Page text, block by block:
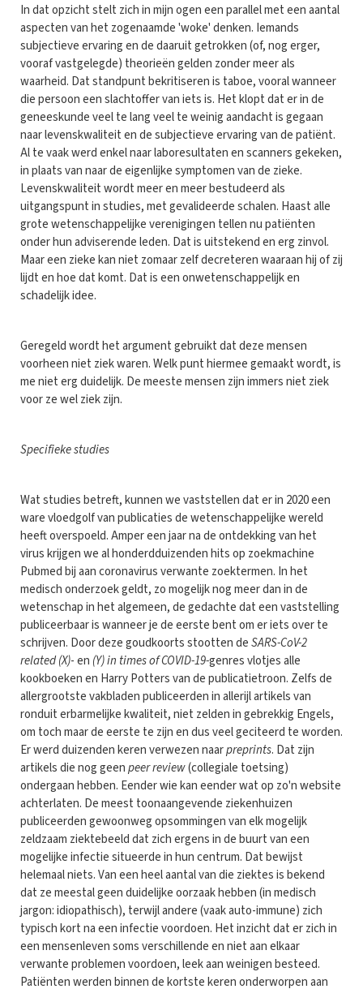
In dat opzicht stelt zich in mijn ogen een parallel met een aantal
aspecten van het zogenaamde 'woke' denken. Iemands
subjectieve ervaring en de daaruit getrokken (of, nog erger,
vooraf vastgelegde) theorieën gelden zonder meer als
waarheid. Dat standpunt bekritiseren is taboe, vooral wanneer
die persoon een slachtoffer van iets is. Het klopt dat er in de
geneeskunde veel te lang veel te weinig aandacht is gegaan
naar levenskwaliteit en de subjectieve ervaring van de patiënt.
Al te vaak werd enkel naar laboresultaten en scanners gekeken,
in plaats van naar de eigenlijke symptomen van de zieke.
Levenskwaliteit wordt meer en meer bestudeerd als
uitgangspunt in studies, met gevalideerde schalen. Haast alle
grote wetenschappelijke verenigingen tellen nu patiënten
onder hun adviserende leden. Dat is uitstekend en erg zinvol.
Maar een zieke kan niet zomaar zelf decreteren waaraan hij of zij
lijdt en hoe dat komt. Dat is een onwetenschappelijk en
schadelijk idee.
Geregeld wordt het argument gebruikt dat deze mensen
voorheen niet ziek waren. Welk punt hiermee gemaakt wordt, is
me niet erg duidelijk. De meeste mensen zijn immers niet ziek
voor ze wel ziek zijn.
Specifieke studies
Wat studies betreft, kunnen we vaststellen dat er in 2020 een
ware vloedgolf van publicaties de wetenschappelijke wereld
heeft overspoeld. Amper een jaar na de ontdekking van het
virus krijgen we al honderdduizenden hits op zoekmachine
Pubmed bij aan coronavirus verwante zoektermen. In het
medisch onderzoek geldt, zo mogelijk nog meer dan in de
wetenschap in het algemeen, de gedachte dat een vaststelling
publiceerbaar is wanneer je de eerste bent om er iets over te
schrijven. Door deze goudkoorts stootten deSARS-CoV-2
related (X)- en (Y) in times of COVID-19-genres vlotjes alle
kookboeken en Harry Potters van de publicatietroon. Zelfs de
allergrootste vakbladen publiceerden in allerijl artikels van
ronduit erbarmelijke kwaliteit, niet zelden in gebrekkig Engels,
om toch maar de eerste te zijn en dus veel geciteerd te worden.
Er werd duizenden keren verwezen naarpreprints. Dat zijn
artikels die nog geenpeer review(collegiale toetsing)
ondergaan hebben. Eender wie kan eender wat op zo'n website
achterlaten. De meest toonaangevende ziekenhuizen
publiceerden gewoonweg opsommingen van elk mogelijk
zeldzaam ziektebeeld dat zich ergens in de buurt van een
mogelijke infectie situeerde in hun centrum. Dat bewijst
helemaal niets. Van een heel aantal van die ziektes is bekend
dat ze meestal geen duidelijke oorzaak hebben (in medisch
jargon: idiopathisch), terwijl andere (vaak auto-immune) zich
typisch kort na een infectie voordoen. Het inzicht dat er zich in
een mensenleven soms verschillende en niet aan elkaar
verwante problemen voordoen, leek aan weinigen besteed.
Patiënten werden binnen de kortste keren onderworpen aan